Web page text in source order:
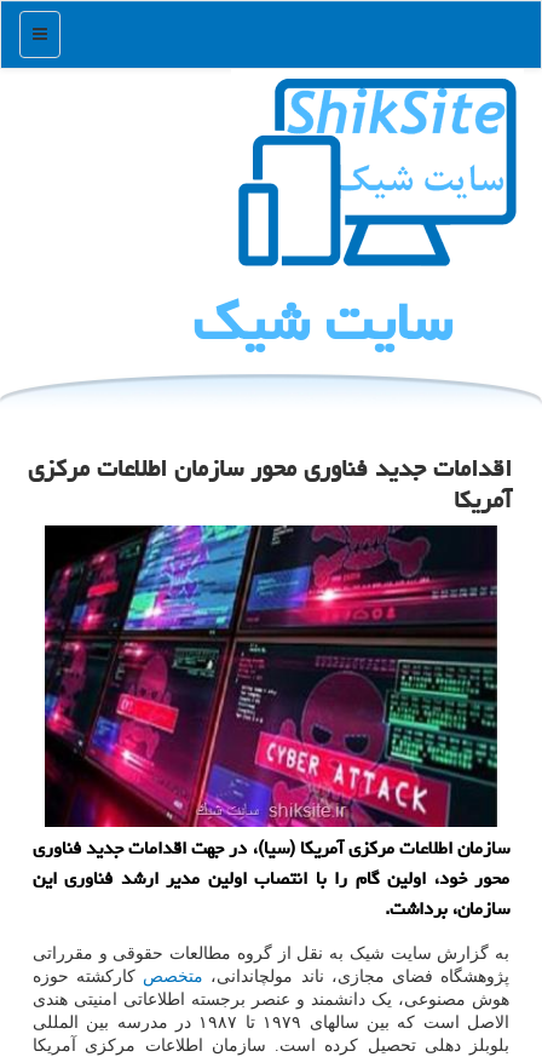
منو
سایت شیك
اقدامات جدید فناوری محور سازمان اطلاعات مرکزی
آمریکا
سازمان اطلاعات مرکزی آمریکا (سیا)، در جهت اقدامات جدید فناوری
محور خود، اولین گام را با انتصاب اولین مدیر ارشد فناوری این
سازمان، برداشت.
به گزارش سایت شیک به نقل از گروه مطالعات حقوقی و مقرراتی
پژوهشگاه فضای مجازی، ناند مولچاندانی، متخصص کارکشته حوزه
هوش مصنوعی، یک دانشمند و عنصر برجسته اطلاعاتی امنیتی هندی
الاصل است که بین سالهای ۱۹۷۹ تا ۱۹۸۷ در مدرسه بین المللی
بلوبلز دهلی تحصیل کرده است. سازمان اطلاعات مرکزی آمریکا